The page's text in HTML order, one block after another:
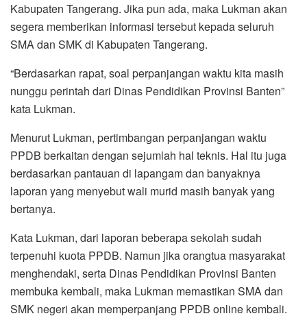
Kabupaten Tangerang. Jika pun ada, maka Lukman akan
segera memberikan informasi tersebut kepada seluruh
SMA dan SMK di Kabupaten Tangerang.
“Berdasarkan rapat, soal perpanjangan waktu kita masih
nunggu perintah dari Dinas Pendidikan Provinsi Banten”
kata Lukman.
Menurut Lukman, pertimbangan perpanjangan waktu
PPDB berkaitan dengan sejumlah hal teknis. Hal itu juga
berdasarkan pantauan di lapangam dan banyaknya
laporan yang menyebut wali murid masih banyak yang
bertanya.
Kata Lukman, dari laporan beberapa sekolah sudah
terpenuhi kuota PPDB. Namun jika orangtua masyarakat
menghendaki, serta Dinas Pendidikan Provinsi Banten
membuka kembali, maka Lukman memastikan SMA dan
SMK negeri akan memperpanjang PPDB online kembali.